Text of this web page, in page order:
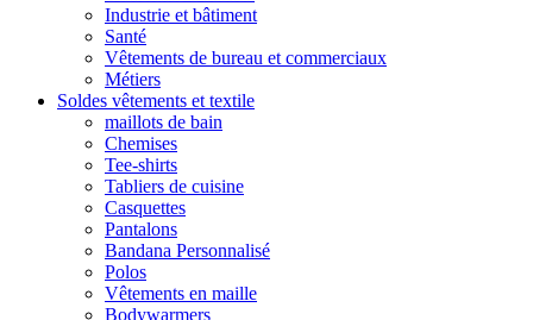
Industrie et bâtiment
Santé
Vêtements de bureau et commerciaux
Métiers
Soldes vêtements et textile
maillots de bain
Chemises
Tee-shirts
Tabliers de cuisine
Casquettes
Pantalons
Bandana Personnalisé
Polos
Vêtements en maille
Bodywarmers